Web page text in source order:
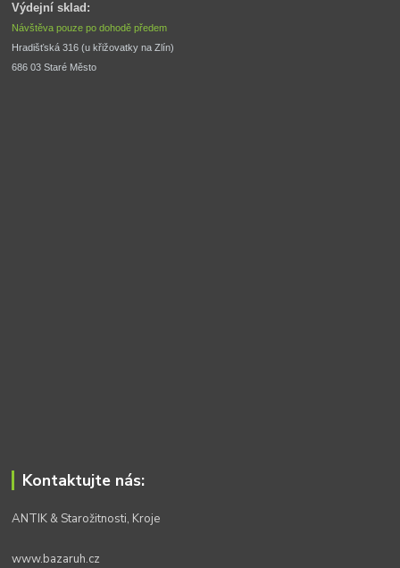
Výdejní sklad:
Návštěva pouze po dohodě předem
Hradišťská 316 (u křižovatky na Zlín)
686 03 Staré Město
Kontaktujte nás:
ANTIK & Starožitnosti, Kroje
www.bazaruh.cz